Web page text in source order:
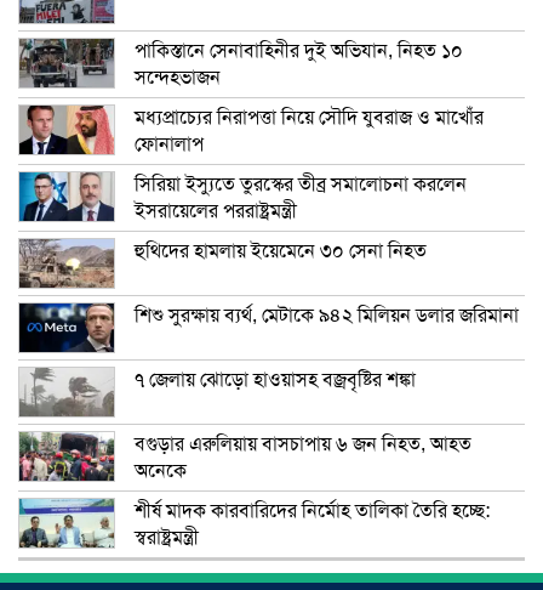
পাকিস্তানে সেনাবাহিনীর দুই অভিযান, নিহত ১০
সন্দেহভাজন
মধ্যপ্রাচ্যের নিরাপত্তা নিয়ে সৌদি যুবরাজ ও মাখোঁর
ফোনালাপ
সিরিয়া ইস্যুতে তুরস্কের তীব্র সমালোচনা করলেন
ইসরায়েলের পররাষ্ট্রমন্ত্রী
হুথিদের হামলায় ইয়েমেনে ৩০ সেনা নিহত
শিশু সুরক্ষায় ব্যর্থ, মেটাকে ৯৪২ মিলিয়ন ডলার জরিমানা
৭ জেলায় ঝোড়ো হাওয়াসহ বজ্রবৃষ্টির শঙ্কা
বগুড়ার এরুলিয়ায় বাসচাপায় ৬ জন নিহত, আহত
অনেকে
শীর্ষ মাদক কারবারিদের নির্মোহ তালিকা তৈরি হচ্ছে:
স্বরাষ্ট্রমন্ত্রী